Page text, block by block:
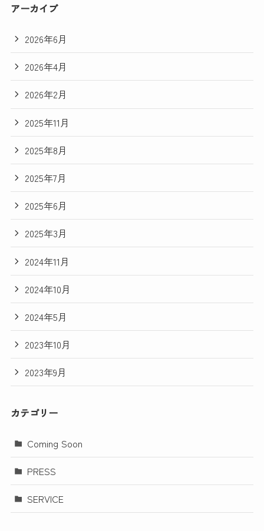
アーカイブ
2026年6月
2026年4月
2026年2月
2025年11月
2025年8月
2025年7月
2025年6月
2025年3月
2024年11月
2024年10月
2024年5月
2023年10月
2023年9月
カテゴリー
Coming Soon
PRESS
SERVICE